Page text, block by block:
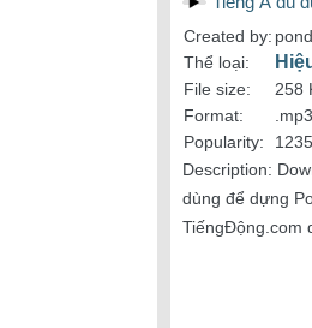
Created by:
Thể loại:
File size: 258
Format:
.mp3
Popularity:
Description:
dùng để dựng
TiếngĐộng.com